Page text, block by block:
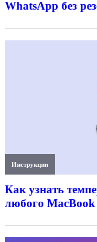
WhatsApp без
Инструкции
Как узнать
любого MacBook